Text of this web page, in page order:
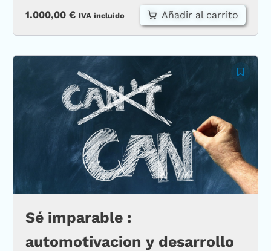
1.000,00 € IVA incluido Añadir al carrito
Sé imparable :
automotivacion y desarrollo